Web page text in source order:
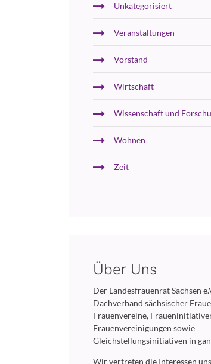
Unkategorisiert
Veranstaltungen
Vorstand
Wirtschaft
Wissenschaft und
Wohnen
Zeit
Über Uns
Der Landesfrauenrat Sachsen
Dachverband sächsischer
Frauenvereine,
Frauenvereinigungen sowie
Gleichstellungsinitiativen in
Wir vertreten die Interessen